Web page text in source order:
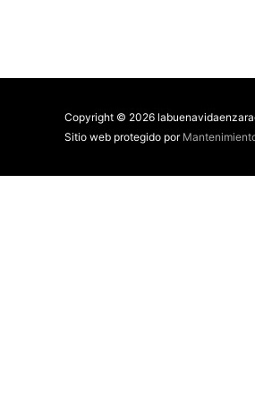
Copyright © 2026
Sitio web protegido por